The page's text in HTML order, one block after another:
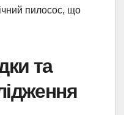
пилосос, що
та